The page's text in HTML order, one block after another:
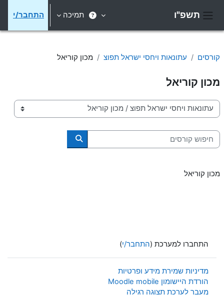
תשפ"ו תמיכה התחבר/י
קורסים עתונאות ויחסי ישראל תפוצ מכון קוריאל
מכון קוריאל
קטגוריות קורסים
חיפוש קורסים
חיפוש קורסים
מכון קוריאל
התחברו למערכת (התחבר/י)
מדיניות שמירת מידע ופרטיות
הורדת היישומון Moodle mobile
מעבר לערכת תצוגה רגילה